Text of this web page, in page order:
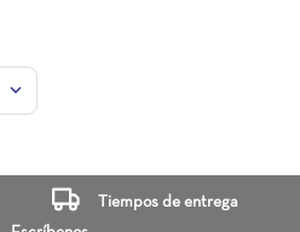
Tiempos de entrega